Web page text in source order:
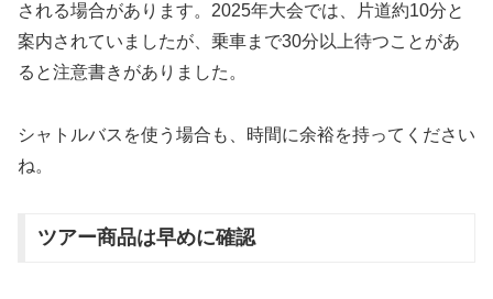
される場合があります。2025年大会では、片道約10分と
案内されていましたが、乗車まで30分以上待つことがあ
ると注意書きがありました。
シャトルバスを使う場合も、時間に余裕を持ってください
ね。
ツアー商品は早めに確認